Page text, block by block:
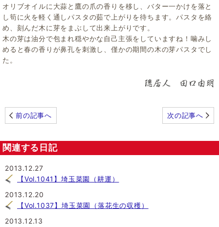
オリブオイルに大蒜と鷹の爪の香りを移し、バター一かけを落と
し筍に火を軽く通しパスタの茹で上がりを待ちます。パスタを絡
め、刻んだ木に芽をまぶして出来上がりです。
木の芽は油分で包まれ穏やかな自己主張をしていますね！噛みし
めると春の香りが鼻孔を刺激し、僅かの期間の木の芽パスタでし
た。
前の記事へ 次の記事へ
関連する日記
2013.12.27
【Vol.1041】埼玉菜園（耕運）
2013.12.20
【Vol.1037】埼玉菜園（落花生の収穫）
2013.12.13